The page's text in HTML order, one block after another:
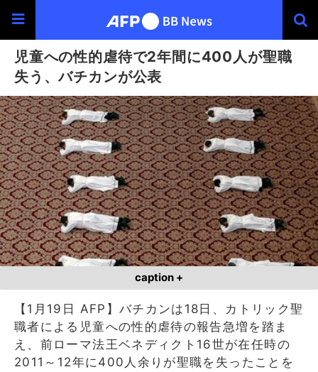
児童への性的虐待で2年間に400人が聖職
失う、バチカンが公表
caption +
【1月19日 AFP】バチカンは18日、カトリック聖
職者による児童への性的虐待の報告急増を踏ま
え、前ローマ法王ベネディクト16世が在任時の
2011～12年に400人余りが聖職を失ったことを